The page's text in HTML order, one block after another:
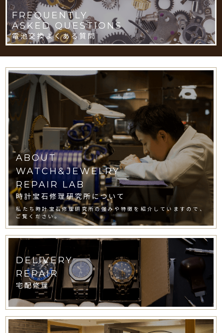
FREQUENTLY
ASKED QUESTIONS
電池交換よくある質問
ABOUT
WATCH&JEWELRY
REPAIR LAB
時計宝石修理研究所について
私たち時計宝石修理研究所の強みや特徴を紹介していますので、
ご覧ください。
DELIVERY
REPAIR
宅配修理